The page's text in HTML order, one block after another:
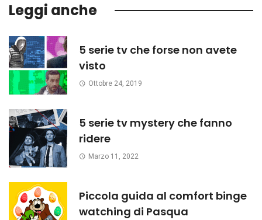
Leggi anche
5 serie tv che forse non avete
visto
Ottobre 24, 2019
5 serie tv mystery che fanno
ridere
Marzo 11, 2022
Piccola guida al comfort binge
watching di Pasqua